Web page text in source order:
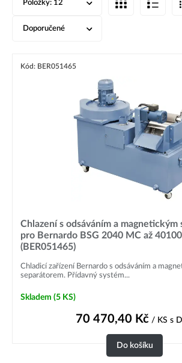
Položky: 12
Doporučené
Kód: BER051465
Chlazení s odsáváním a magnetickým
pro Bernardo BSG 2040 MC až
(BER051465)
Chladicí zařízení Bernardo s odsáváním a
separátorem. Přídavný systém...
Skladem (5 KS)
70 470,40 Kč/ KS s
Do košíku